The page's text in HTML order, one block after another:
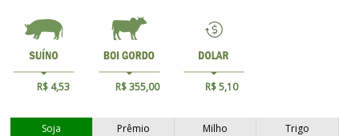
R$ 4,53 R$ 355,00 R$ 5,10
Soja Prêmio Milho
Trigo